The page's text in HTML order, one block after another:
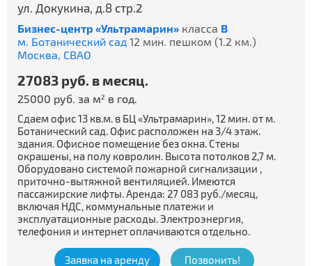
ул. Докукина, д.8 стр.2
Бизнес-центр «Ультрамарин» класса B
м. Ботанический сад 12 мин. пешком (1.2 км.)
Москва, СВАО
27083 руб. в месяц.
25000 руб. за м2 в год.
Сдаем офис 13 кв.м. в БЦ «Ультрамарин», 12 мин. от м.
Ботанический сад. Офис расположен на 3/4 этаж.
здания. Офисное помещение без окна. Стены
окрашены, на полу ковролин. Высота потолков 2,7 м.
Оборудовано системой пожарной сигнализации ,
приточно-вытяжной вентиляцией. Имеются
пассажирские лифты. Аренда: 27 083 руб./месяц,
включая НДС, коммунальные платежи и
эксплуатационные расходы. Электроэнергия,
телефония и интернет оплачиваются отдельно.
Заявка на аренду Позвонить!